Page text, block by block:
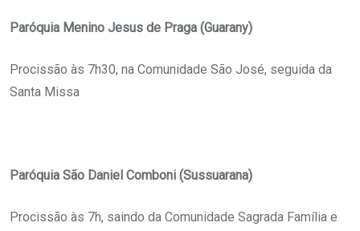
Paróquia Menino Jesus de Praga (Guarany)
Procissão às 7h30, na Comunidade São José, seguida da
Santa Missa
Paróquia São Daniel Comboni (Sussuarana)
Procissão às 7h, saindo da Comunidade Sagrada Família e